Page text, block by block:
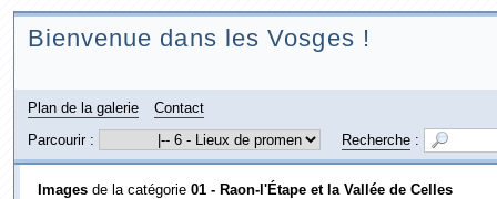
Bienvenue dans les Vosges !
Plan de la galerie
Contact
Parcourir :
Recherche:
Imagesde la catégorie 01 - Raon-l'Étape et la Vallée de Celles